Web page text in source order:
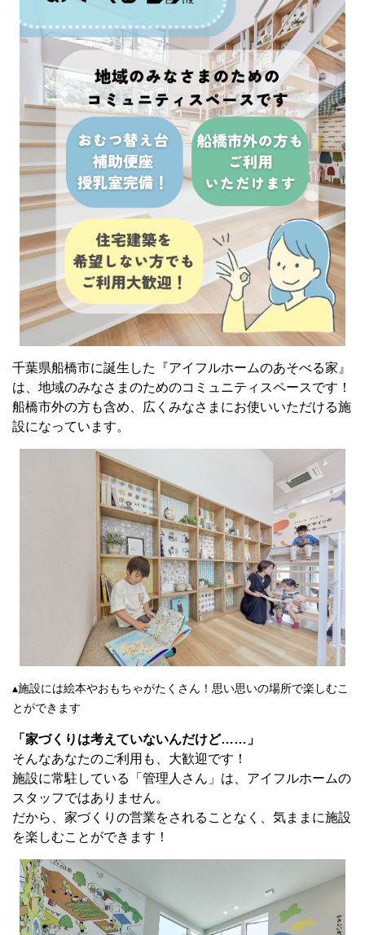
千葉県船橋市に誕生した『アイフルホームのあそべる家』
は、地域のみなさまのためのコミュニティスペースです！
船橋市外の方も含め、広くみなさまにお使いいただける施
設になっています。
▴施設には絵本やおもちゃがたくさん！思い思いの場所で楽しむこ
とができます
「家づくりは考えていないんだけど……」
そんなあなたのご利用も、大歓迎です！
施設に常駐している「管理人さん」は、アイフルホームの
スタッフではありません。
だから、家づくりの営業をされることなく、気ままに施設
を楽しむことができます！